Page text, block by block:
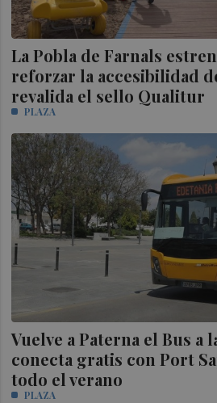
La Pobla de Farnals
reforzar la accesibilidad
revalida el sello Qualitur
PLAZA
Vuelve a Paterna el Bus a
conecta gratis con Port
todo el verano
PLAZA